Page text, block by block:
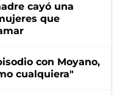
cayó una
que
con Moyano,
cualquiera"